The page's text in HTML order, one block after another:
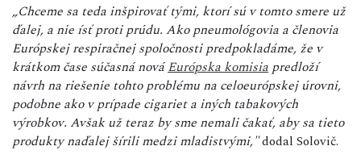
„Chceme sa teda inšpirovať tými, ktorí sú v tomto smere už
ďalej, a nie ísť proti prúdu. Ako pneumológovia a členovia
Európskej respiračnej spoločnosti predpokladáme, že v
krátkom čase súčasná nováEurópska komisia predloží
návrh na riešenie tohto problému na celoeurópskej úrovni,
podobne ako v prípade cigariet a iných tabakových
výrobkov. Avšak už teraz by sme nemali čakať, aby sa tieto
produkty naďalej šírili medzi mladistvými,"dodal Solovič.